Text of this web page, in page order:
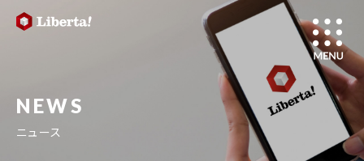
NEWS
ニュース